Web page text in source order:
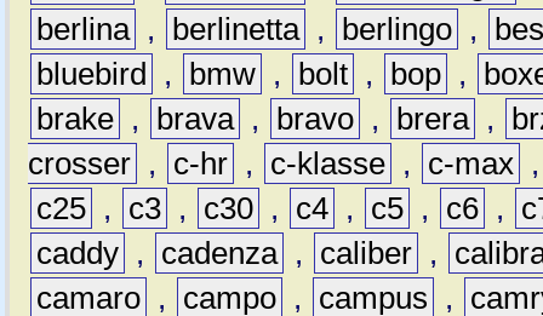
berlina , berlinetta , berlingo ,
bluebird
, bmw , bolt , bop ,
brake , brava , bravo , brera ,
crosser , c-hr , c-klasse , c-max
c25 , c3 , c30 , c4 , c5 , c6 ,
caddy , cadenza , caliber ,
camaro , campo , campus ,